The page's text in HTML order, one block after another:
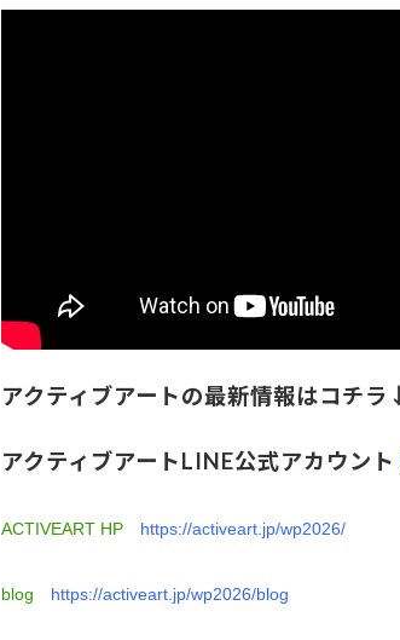
アクティブアートの最新情報はコチ
アクティブアートLINE公式アカウント
ACTIVEART HP https://activeart.jp/wp2026/
blog https://activeart.jp/wp2026/blog